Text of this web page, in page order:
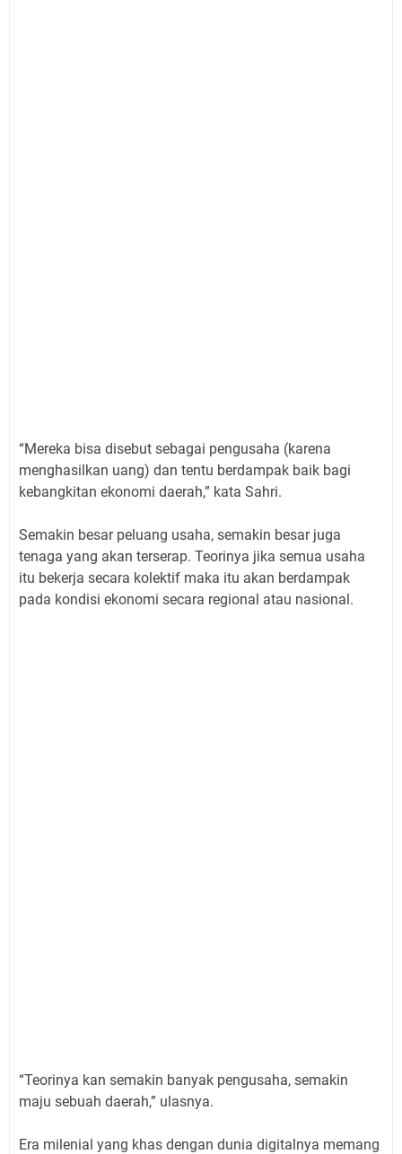
“Mereka bisa disebut sebagai pengusaha (karena
menghasilkan uang) dan tentu berdampak baik bagi
kebangkitan ekonomi daerah,” kata Sahri.
Semakin besar peluang usaha, semakin besar juga
tenaga yang akan terserap. Teorinya jika semua usaha
itu bekerja secara kolektif maka itu akan berdampak
pada kondisi ekonomi secara regional atau nasional.
“Teorinya kan semakin banyak pengusaha, semakin
maju sebuah daerah,” ulasnya.
Era milenial yang khas dengan dunia digitalnya memang